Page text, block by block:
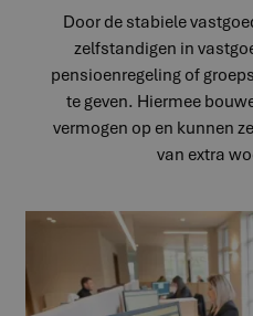
Door de stabiele
zelfstandigen in
pensioenregeling of
te geven. Hiermee
vermogen op en kunnen
van extra